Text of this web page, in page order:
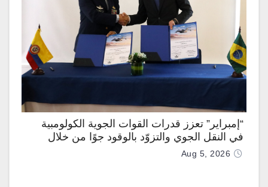
“إمبراير” تعزز قدرات القوات الجوية الكولومبية
في النقل الجوي والتزوّد بالوقود جوًا من خلال
تزويدها بطائرتي “كيه سي-390 ميلينيوم”
Aug 5, 2026